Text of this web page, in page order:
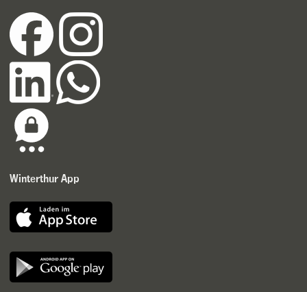
Winterthur App